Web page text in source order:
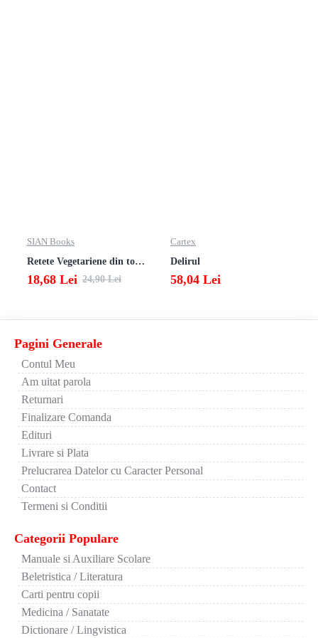
SIAN Books
Retete Vegetariene din toata lumea
18,68 Lei 24,90 Lei
Cartex
Delirul
58,04 Lei
Pagini Generale
Contul Meu
Am uitat parola
Returnari
Finalizare Comanda
Edituri
Livrare si Plata
Prelucrarea Datelor cu Caracter Personal
Contact
Termeni si Conditii
Categorii Populare
Manuale si Auxiliare Scolare
Beletristica / Literatura
Carti pentru copii
Medicina / Sanatate
Dictionare / Lingvistica